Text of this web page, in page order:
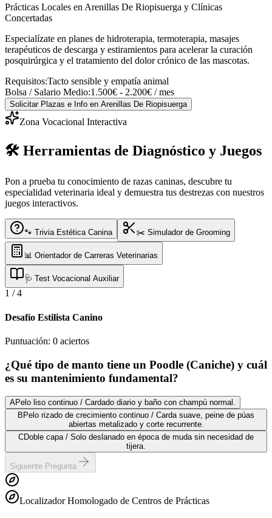
Prácticas Locales en Arenillas De Riopisuerga y Clínicas
Concertadas
Especialízate en planes de hidroterapia, termoterapia, masajes
terapéuticos de descarga y estiramientos para acelerar la curación
posquirúrgica y el tratamiento del dolor crónico de las mascotas.
Requisitos:Tacto sensible y empatía animal
Bolsa / Salario Medio:1.500€ - 2.200€ / mes
Solicitar Plazas e Info en Arenillas De Riopisuerga
Zona Vocacional Interactiva
🛠️ Herramientas de Diagnóstico y Juegos
Pon a prueba tu conocimiento de razas caninas, descubre tu
especialidad veterinaria ideal y demuestra tus destrezas con nuestros
juegos interactivos.
🐾 Trivia Estética Canina ✂️ Simulador de Grooming
📊 Orientador de Carreras Veterinarias
🩺 Test Vocacional Auxiliar
1 /4
Desafío Estilista Canino
Puntuación: 0 aciertos
¿Qué tipo de manto tiene un Poodle (Caniche) y cuál
es su mantenimiento fundamental?
APelo liso continuo / Cardado diario y baño con champú normal.
B Pelo rizado de crecimiento continuo / Carda suave, peine de púas
abiertas metalizado y corte recurrente.
CDoble capa / Solo deslanado en época de muda sin necesidad de
tijera.
Siguiente Pregunta
Localizador Homologado de Centros de Prácticas